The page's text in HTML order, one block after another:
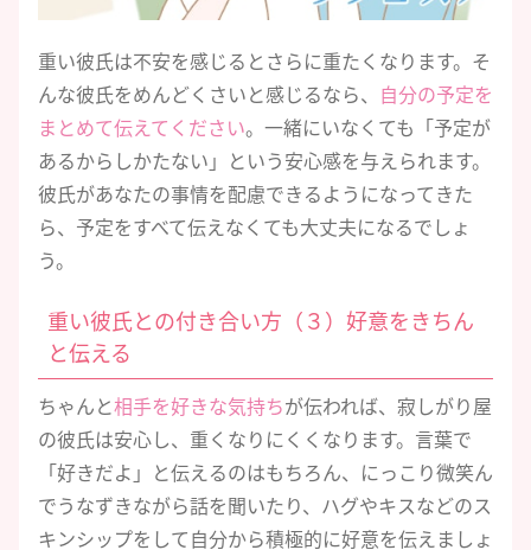
重い彼氏は不安を感じるとさらに重たくなります。そ
んな彼氏をめんどくさいと感じるなら、 自分の予定を
まとめて伝えてください。一緒にいなくても「予定が
あるからしかたない」という安心感を与えられます。
彼氏があなたの事情を配慮できるようになってきた
ら、予定をすべて伝えなくても大丈夫になるでしょ
う。
重い彼氏との付き合い方（３）好意をきちん
と伝える
ちゃんと相手を好きな気持ちが伝われば、寂しがり屋
の彼氏は安心し、重くなりにくくなります。言葉で
「好きだよ」と伝えるのはもちろん、にっこり微笑ん
でうなずきながら話を聞いたり、ハグやキスなどのス
キンシップをして自分から積極的に好意を伝えましょ